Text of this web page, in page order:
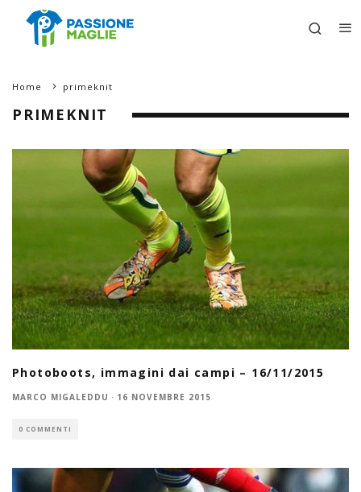
Home primeknit
PRIMEKNIT
Photoboots, immagini dai campi – 16/11/2015
MARCO MIGALEDDU · 16 NOVEMBRE 2015
0 COMMENTI